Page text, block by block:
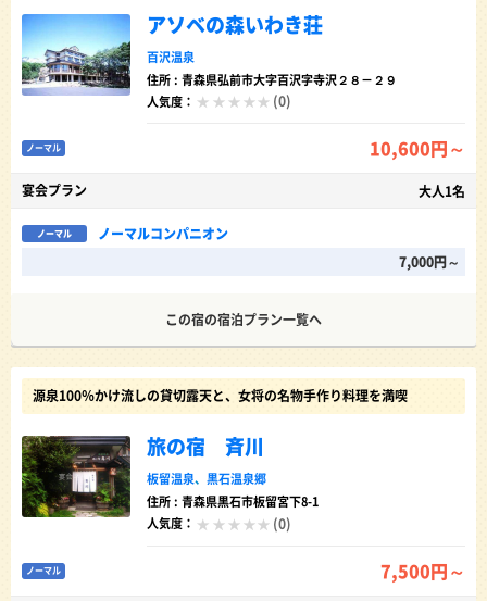
アソベの森いわき荘
百沢温泉
住所 : 青森県弘前市大字百沢字寺沢２８－２９
人気度：
(0)
ノーマル 10,600円～
宴会プラン 大人1名
ノーマル
ノーマルコンパニオン
7,000円～
この宿の宿泊プラン一覧へ
源泉100％かけ流しの貸切露天と、女将の名物手作り料理を満喫
旅の宿 斉川
板留温泉、 黒石温泉郷
住所 : 青森県黒石市板留宮下8-1
人気度：
(0)
ノーマル 7,500円～